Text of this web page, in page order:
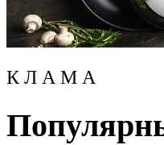
К Л А М А